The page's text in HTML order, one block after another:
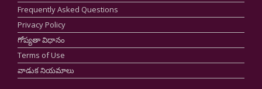
Frequently Asked Questions
Privacy Policy
గోప్యతా విధానం
Terms of Use
వాడుక నియమాలు